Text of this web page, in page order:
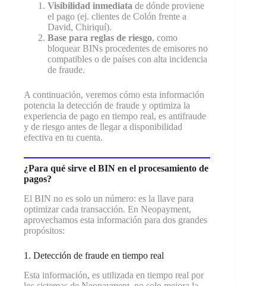
Visibilidad inmediata de dónde proviene
el pago (ej. clientes de Colón frente a
David, Chiriquí).
Base para reglas de riesgo, como
bloquear BINs procedentes de emisores no
compatibles o de países con alta incidencia
de fraude.
A continuación, veremos cómo esta información
potencia la detección de fraude y optimiza la
experiencia de pago en tiempo real, es antifraude
y de riesgo antes de llegar a disponibilidad
efectiva en tu cuenta.
¿Para qué sirve el BIN en el procesamiento de
pagos?
El BIN no es solo un número: es la llave para
optimizar cada transacción. En Neopayment,
aprovechamos esta información para dos grandes
propósitos:
1. Detección de fraude en tiempo real
Esta información, es utilizada en tiempo real por